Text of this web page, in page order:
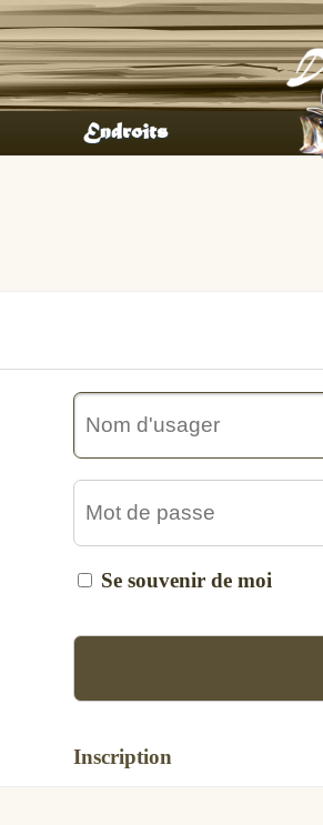
Endroits
Se souvenir de moi
Inscription